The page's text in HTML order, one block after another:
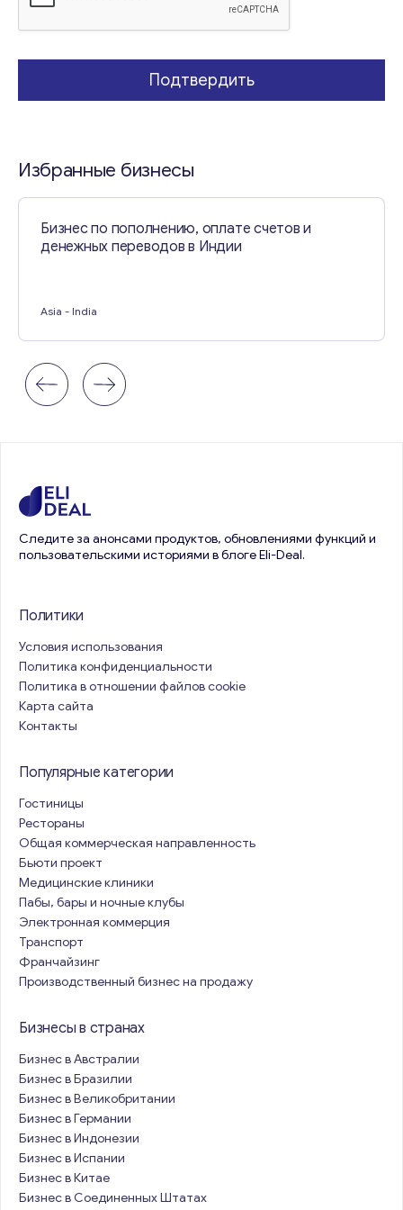
Свяжитесь со мной
а
Подтвердить
Избранные бизнесы
Бизнес по пополнению, оплате счетов и
денежных переводов в Индии
Asia - India
Следите за анонсами продуктов, обновлениями функций и
пользовательскими историями в блоге Eli-Deal.
Политики
Условия использования
Политика конфиденциальности
Политика в отношении файлов cookie
Карта сайта
Контакты
Популярные категории
Гостиницы
Рестораны
Общая коммерческая направленность
Бьюти проект
Медицинские клиники
Пабы, бары и ночные клубы
Электронная коммерция
Транспорт
Франчайзинг
Производственный бизнес на продажу
Бизнесы в странах
Бизнес в Австралии
Бизнес в Бразилии
Бизнес в Великобритании
Бизнес в Германии
Бизнес в Индонезии
Бизнес в Испании
Бизнес в Китае
Бизнес в Соединенных Штатах